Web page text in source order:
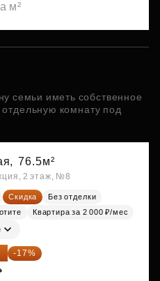
м²
семьи иметь собственное
комнату под
76.5м²
2 этаж, №8
Скидка
Без отделки
Квартира за 2 000 ₽/мес
₽ -17%